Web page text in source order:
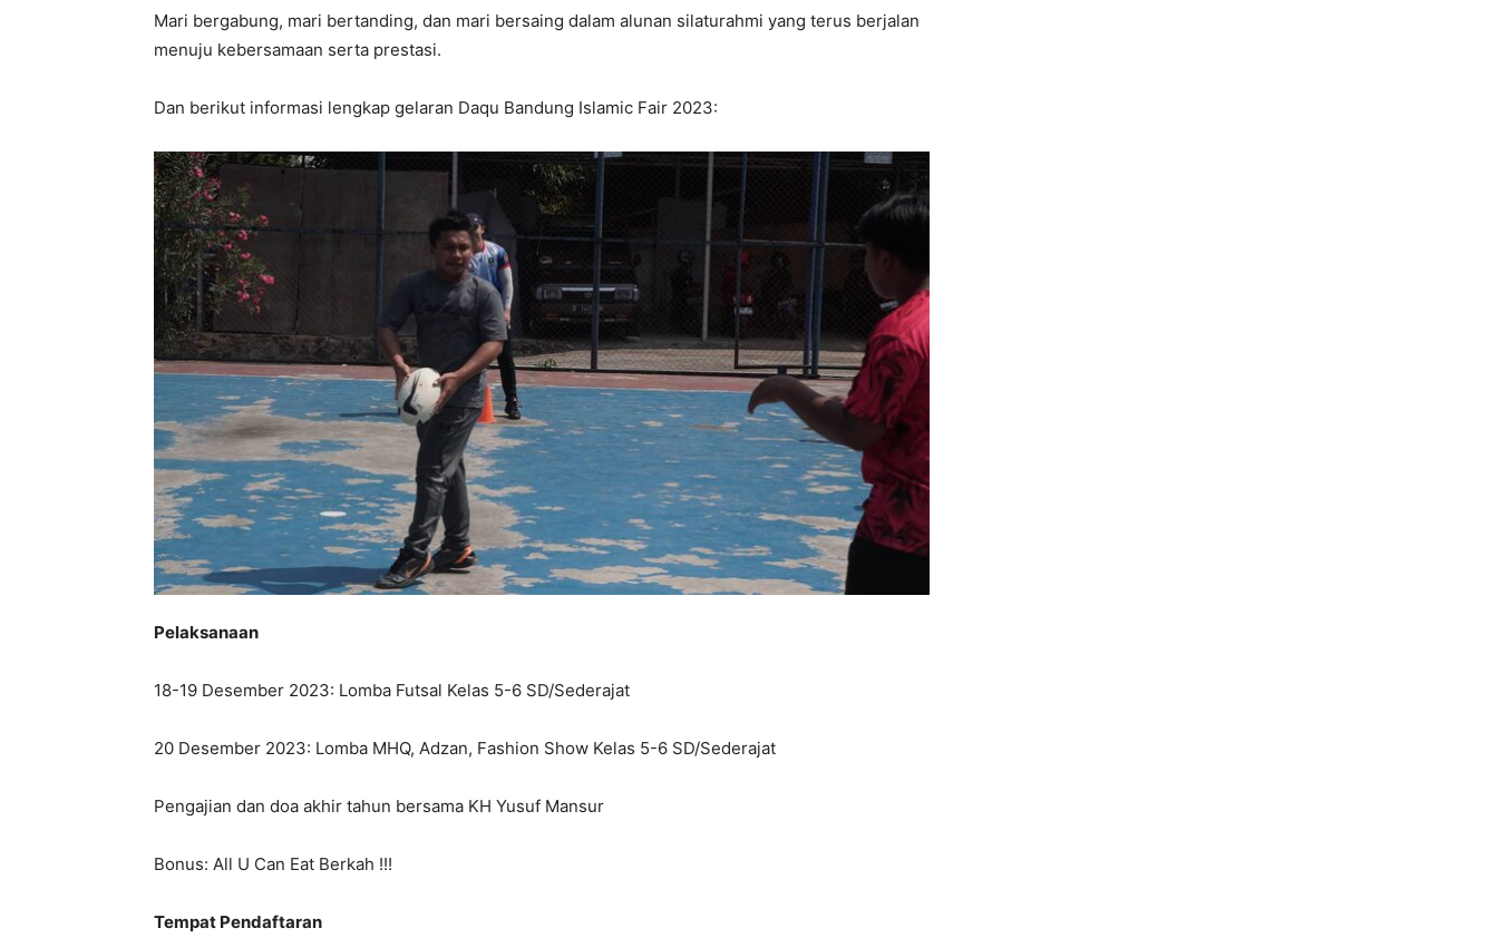
Mari bergabung, mari bertanding, dan mari bersaing dalam alunan silaturahmi yang terus berjalan
menuju kebersamaan serta prestasi.
Dan berikut informasi lengkap gelaran Daqu Bandung Islamic Fair 2023:
Pelaksanaan
18-19 Desember 2023: Lomba Futsal Kelas 5-6 SD/Sederajat
20 Desember 2023: Lomba MHQ, Adzan, Fashion Show Kelas 5-6 SD/Sederajat
Pengajian dan doa akhir tahun bersama KH Yusuf Mansur
Bonus: All U Can Eat Berkah !!!
Tempat Pendaftaran